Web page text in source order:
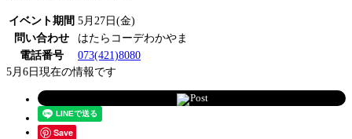
イベント期間 5月27日(金)
問い合わせ
はたらコーデわかやま
電話番号
073(421)8080
5月6日現在の情報です
Post
Save